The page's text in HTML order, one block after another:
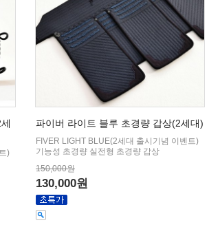
)
파이버 라이트 블루 초경량 갑상(2세대)
FIVER LIGHT BLUE(2세대 출시기념 이벤트)
기능성 초경량 실전형 초경량 갑상
150,000원
130,000원